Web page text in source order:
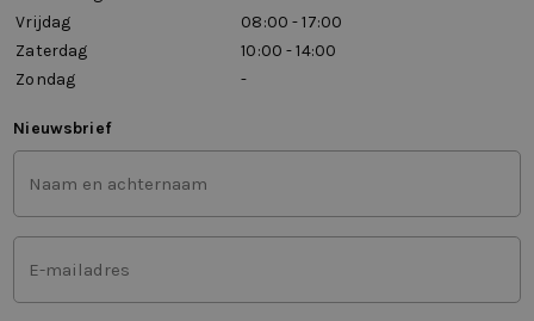
Vrijdag
08:00 - 17:00
Zaterdag
10:00 - 14:00
Zondag
-
Nieuwsbrief
Voor-
en
achternaam
(Vereist)
Mailadres
(Vereist)